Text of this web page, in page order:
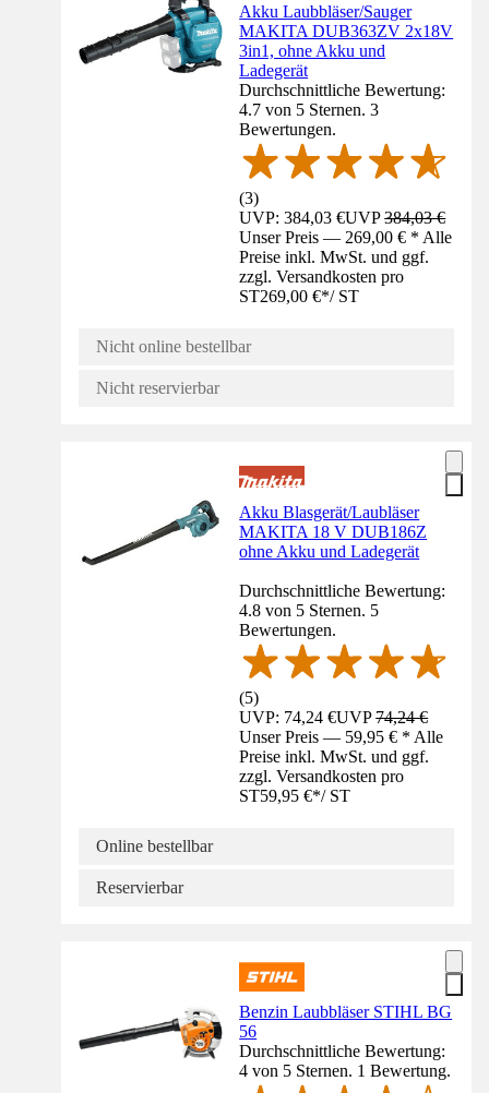
Akku Laubbläser/Sauger
MAKITA DUB363ZV 2x18V
3in1, ohne Akku und
Ladegerät
Durchschnittliche Bewertung:
4.7 von 5 Sternen. 3
Bewertungen.
(3)
UVP: 384,03 €UVP384,03 €
Unser Preis — 269,00 € * Alle
Preise inkl. MwSt. und ggf.
zzgl. Versandkosten pro
ST269,00 €*/ ST
Nicht online bestellbar
Nicht reservierbar
Akku Blasgerät/Laubläser
MAKITA 18 V DUB186Z
ohne Akku und Ladegerät
Durchschnittliche Bewertung:
4.8 von 5 Sternen. 5
Bewertungen.
(5)
UVP: 74,24 €UVP74,24 €
Unser Preis — 59,95 € * Alle
Preise inkl. MwSt. und ggf.
zzgl. Versandkosten pro
ST59,95 €*/ ST
Online bestellbar
Reservierbar
Benzin Laubbläser STIHL BG
56
Durchschnittliche Bewertung:
4 von 5 Sternen. 1 Bewertung.